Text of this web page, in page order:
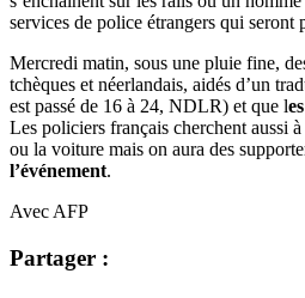
services de police étrangers qui
Mercredi matin, sous une pluie fine,
tchèques et néerlandais, aidés d’un
est passé de 16 à 24, NDLR) et que l
Les policiers français cherchent aussi
ou la voiture mais on aura des
l’événement.
Avec AFP
Partager :